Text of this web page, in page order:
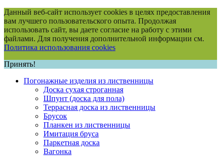
Данный веб-сайт использует cookies в целях предоставления
вам лучшего пользовательского опыта. Продолжая
использовать сайт, вы даете согласие на работу с этими
файлами. Для получения дополнительной информации см.
Политика использования cookies
Принять!
Погонажные изделия из лиственницы
Доска сухая строганная
Шпунт (доска для пола)
Террасная доска из лиственницы
Брусок
Планкен из лиственницы
Имитация бруса
Паркетная доска
Вагонка